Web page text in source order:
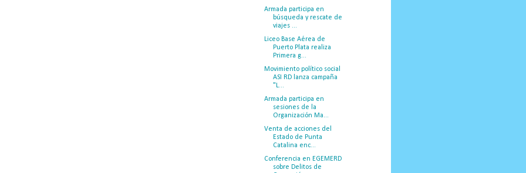
Armada participa en
búsqueda y rescate de
viajes ...
Liceo Base Aérea de
Puerto Plata realiza
Primera g...
Movimiento político social
ASI RD lanza campaña
"L...
Armada participa en
sesiones de la
Organización Ma...
Venta de acciones del
Estado de Punta
Catalina enc...
Conferencia en EGEMERD
sobre Delitos de